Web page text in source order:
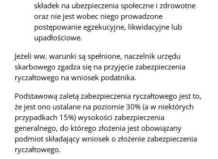
składek na ubezpieczenia społeczne i zdrowotne
oraz nie jest wobec niego prowadzone
postępowanie egzekucyjne, likwidacyjne lub
upadłościowe.
Jeżeli ww. warunki są spełnione, naczelnik urzędu
skarbowego zgadza się na przyjęcie zabezpieczenia
ryczałtowego na wniosek podatnika.
Podstawową zaletą zabezpieczenia ryczałtowego jest to,
że jest ono ustalane na poziomie 30% (a w niektórych
przypadkach 15%) wysokości zabezpieczenia
generalnego, do którego złożenia jest obowiązany
podmiot składający wniosek o złożenie zabezpieczenia
ryczałtowego.